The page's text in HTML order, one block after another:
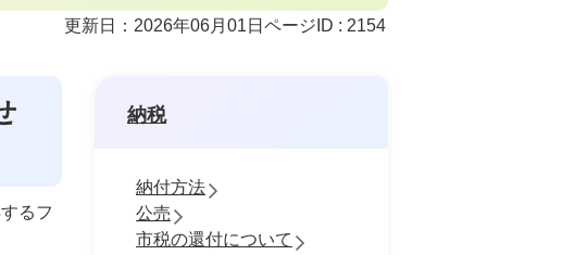
更新日：2026年06月01日 ページID : 2154
るフ
納税
納付方法
公売
市税の還付について